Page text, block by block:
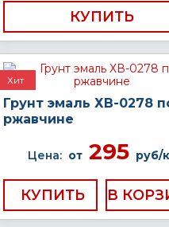
КУПИТЬ
Хит
Грунт эмаль ХВ-0278
ржавчине
Цена: от295 руб/
КУПИТЬ